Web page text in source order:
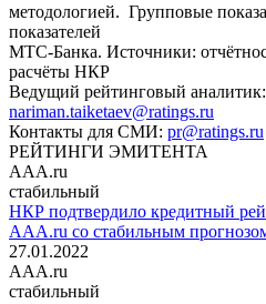
методологией. Групповые
показателей
МТС-Банка. Источники:
расчёты НКР
Ведущий рейтинговый аналитик:
nariman.taiketaev@ratings.ru
Контакты для СМИ: pr@ratings.ru
РЕЙТИНГИ ЭМИТЕНТА
AAA.ru
стабильный
НКР подтвердило кредитный
AAA.ru со стабильным
27.01.2022
AAA.ru
стабильный